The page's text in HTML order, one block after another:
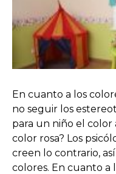
En cuanto a los
no seguir los
para un niño el color
color rosa? Los
creen lo contrario,
colores. En cuanto a